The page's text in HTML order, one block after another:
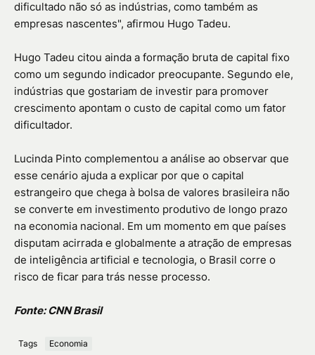
dificultado não só as indústrias, como também as
empresas nascentes", afirmou Hugo Tadeu.
Hugo Tadeu citou ainda a formação bruta de capital fixo
como um segundo indicador preocupante. Segundo ele,
indústrias que gostariam de investir para promover
crescimento apontam o custo de capital como um fator
dificultador.
Lucinda Pinto complementou a análise ao observar que
esse cenário ajuda a explicar por que o capital
estrangeiro que chega à bolsa de valores brasileira não
se converte em investimento produtivo de longo prazo
na economia nacional. Em um momento em que países
disputam acirrada e globalmente a atração de empresas
de inteligência artificial e tecnologia, o Brasil corre o
risco de ficar para trás nesse processo.
Fonte: CNN Brasil
Tags Economia